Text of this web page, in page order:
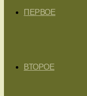
ПЕРВОЕ
ВТОРОЕ